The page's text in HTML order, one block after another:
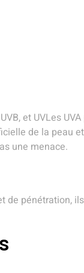
et UVLes
de la peau
une menace.
de